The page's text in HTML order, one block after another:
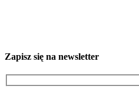
Zapisz się na newsletter